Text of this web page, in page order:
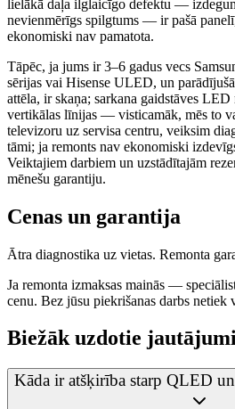
lielākā daļa ilglaicīgo defektu —
nevienmērīgs spilgtums — ir pašā
ekonomiski nav pamatota.
Tāpēc, ja jums ir 3–6 gadus vecs
sērijas vai Hisense ULED, un
attēla, ir skaņa; sarkana gaidstāves
vertikālas līnijas — visticamāk, mēs to
televizoru uz servisa centru, veiksim
tāmi; ja remonts nav ekonomiski
Veiktajiem darbiem un uzstādītajām
mēnešu garantiju.
Cenas un garantija
Ātra diagnostika uz vietas. Remonta
Ja remonta izmaksas mainās —
cenu. Bez jūsu piekrišanas darbs netiek
Biežāk uzdotie
Kāda ir atšķirība starp QLED